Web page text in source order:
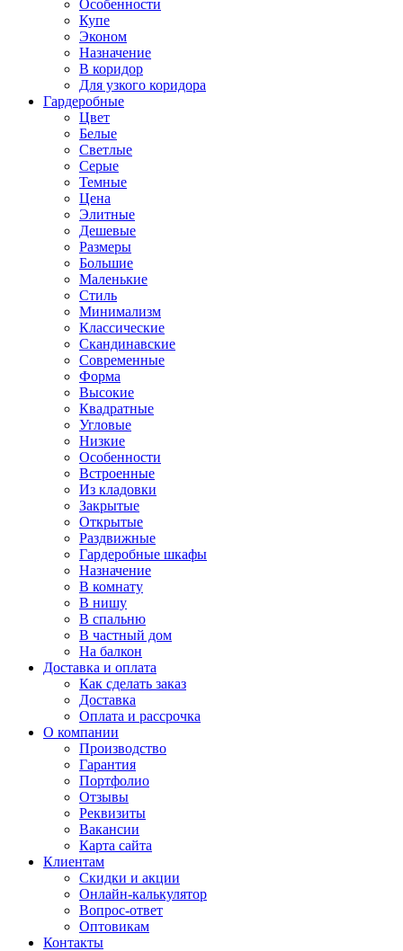
Особенности
Купе
Эконом
Назначение
В коридор
Для узкого коридора
Гардеробные
Цвет
Белые
Светлые
Серые
Темные
Цена
Элитные
Дешевые
Размеры
Большие
Маленькие
Стиль
Минимализм
Классические
Скандинавские
Современные
Форма
Высокие
Квадратные
Угловые
Низкие
Особенности
Встроенные
Из кладовки
Закрытые
Открытые
Раздвижные
Гардеробные шкафы
Назначение
В комнату
В нишу
В спальню
В частный дом
На балкон
Доставка и оплата
Как сделать заказ
Доставка
Оплата и рассрочка
О компании
Производство
Гарантия
Портфолио
Отзывы
Реквизиты
Вакансии
Карта сайта
Клиентам
Скидки и акции
Онлайн-калькулятор
Вопрос-ответ
Оптовикам
Контакты